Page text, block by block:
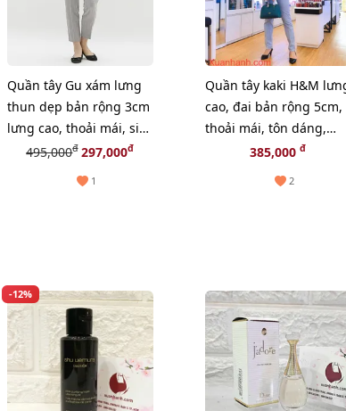
Quần tây Gu xám lưng
thun dẹp bản rộng 3cm
lưng cao, thoải mái, size
495,000đ297,000đ
1
Quần tây kaki H&M
cao, đai bản rộng 5cm,
thoải mái, tôn dáng,
Blue Medium - Size 34
385,000đ
2
-12%